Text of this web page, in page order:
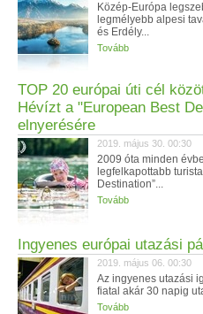
Közép-Európa
legmélyebb alpesi
és Erdély...
Tovább
TOP 20 európai úti cél
Hévízt a "European Best
elnyerésére
2019. május 30. 00:30
2009 óta minden
legfelkapottabb
Destination”...
Tovább
Ingyenes európai utazási
2019. május 06. 00:30
Az ingyenes utazási
fiatal akár 30 napig
Tovább